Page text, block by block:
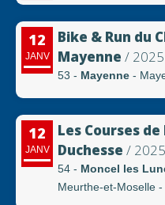
12
JANV
Bike & Run du
Mayenne / 2025
53 - Mayenne -
12
JANV
Les Courses de
Duchesse / 2025
54 - Moncel les
Meurthe-et-Moselle